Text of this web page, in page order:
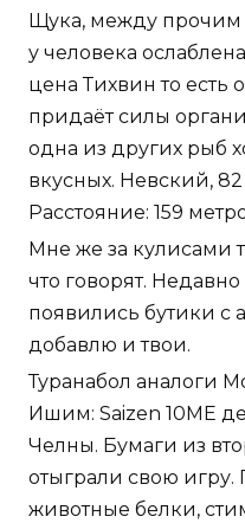
Щука, между прочим
у человека
цена Тихвин то есть
придаёт силы
одна из других рыб
вкусных. Невский,
Расстояние: 159
Мне же за кулисами
что говорят.
появились бутики с
добавлю и твои.
Туранабол аналоги
Ишим: Saizen 10ME
Челны. Бумаги из
отыграли свою
животные белки,